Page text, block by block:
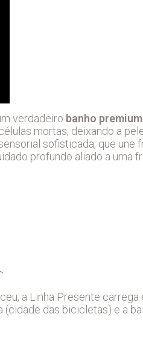
verdadeiro banho premium
mortas, deixando a
sofisticada, que
profundo aliado a uma
a Linha Presente
das bicicletas) e a